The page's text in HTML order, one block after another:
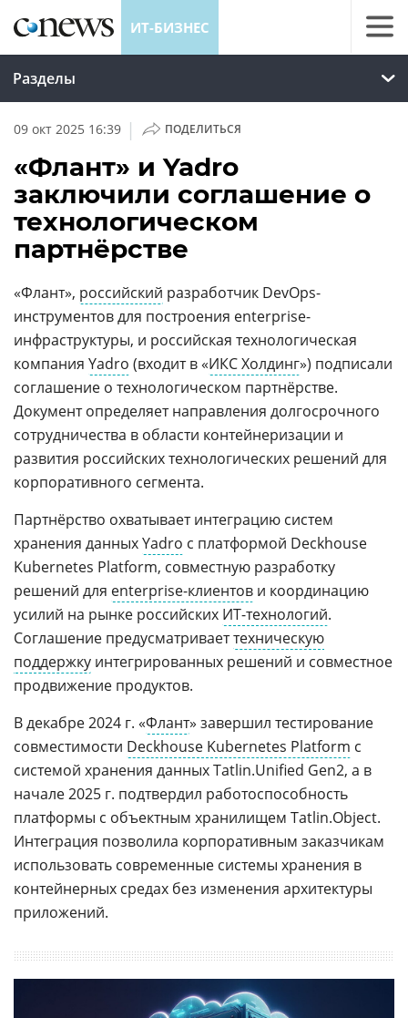
ИТ-БИЗНЕС
Разделы
09 окт 2025 16:39 | ПОДЕЛИТЬСЯ
«Флант» и Yadro
заключили соглашение о
технологическом
партнёрстве
«Флант», российский разработчик DevOps-
инструментов для построения enterprise-
инфраструктуры, и российская технологическая
компания Yadro (входит в «ИКС Холдинг») подписали
соглашение о технологическом партнёрстве.
Документ определяет направления долгосрочного
сотрудничества в области контейнеризации и
развития российских технологических решений для
корпоративного сегмента.
Партнёрство охватывает интеграцию систем
хранения данныхYadro с платформой Deckhouse
Kubernetes Platform, совместную разработку
решений для enterprise-клиентов и координацию
усилий на рынке российских ИТ-технологий.
Соглашение предусматриваеттехническую
поддержку интегрированных решений и совместное
продвижение продуктов.
В декабре 2024 г. «Флант» завершил тестирование
совместимости Deckhouse Kubernetes Platform с
системой хранения данных Tatlin.Unified Gen2, а в
начале 2025 г. подтвердил работоспособность
платформы с объектным хранилищем Tatlin.Object.
Интеграция позволила корпоративным заказчикам
использовать современные системы хранения в
контейнерных средах без изменения архитектуры
приложений.